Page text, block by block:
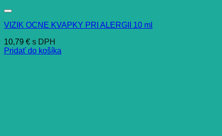
VIZIK OCNE KVAPKY PRI ALERGII 10 ml
10,79 € s DPH
Pridať do košíka